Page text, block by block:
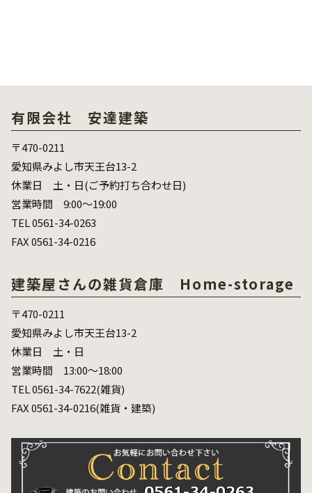
有限会社 安達建築
〒470-0211
愛知県みよし市天王台13-2
休業日 土・日(ご予約打ち合わせ日)
営業時間 9:00～19:00
TEL 0561-34-0263
FAX 0561-34-0216
建築屋さんの雑貨倉庫 Home-storage
〒470-0211
愛知県みよし市天王台13-2
休業日 土・日
営業時間 13:00～18:00
TEL 0561-34-7622(雑貨)
FAX 0561-34-0216(雑貨・建築)